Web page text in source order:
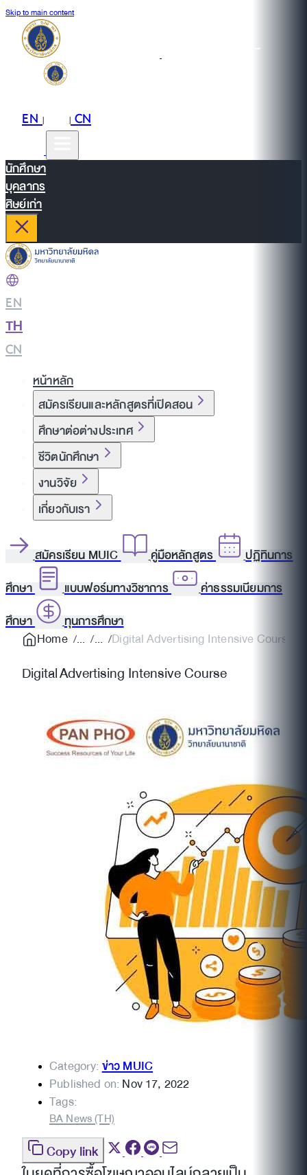
Skip to main content
EN| |CN
นักศึกษา
บุคลากร
ศิษย์เก่า
EN
TH
CN
หน้าหลัก
สมัครเรียนและหลักสูตรที่เปิดสอน
ศึกษาต่อต่างประเทศ
ชีวิตนักศึกษา
งานวิจัย
เกี่ยวกับเรา
สมัครเรียน MUIC คู่มือหลักสูตร
ปฏิทินการ
ศึกษา
แบบฟอร์มทางวิชาการ
ค่าธรรมเนียมการ
ศึกษา
ทุนการศึกษา
Home
Digital Advertising Intensive Course
Digital Advertising Intensive Course
Category:ข่าว MUIC
Published on:Nov 17, 2022
Tags:
BA News (TH)
Copy link